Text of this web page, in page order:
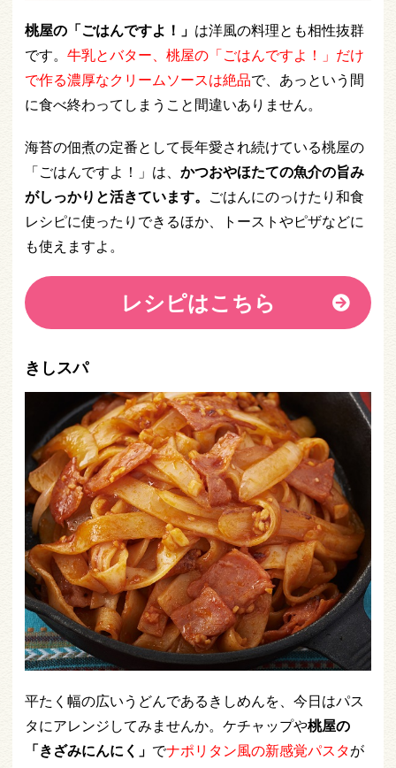
桃屋の「ごはんですよ！」 は洋風の料理とも相性抜群
です。 牛乳とバター、桃屋の「ごはんですよ！」だけ
で作る濃厚なクリームソースは絶品で、あっという間
に食べ終わってしまうこと間違いありません。
海苔の佃煮の定番として長年愛され続けている桃屋の
「ごはんですよ！」は、 かつおやほたての魚介の旨み
がしっかりと活きています。 ごはんにのっけたり和食
レシピに使ったりできるほか、トーストやピザなどに
も使えますよ。
レシピはこちら
きしスパ
平たく幅の広いうどんであるきしめんを、今日はパス
タにアレンジしてみませんか。ケチャップや桃屋の
「きざみにんにく」 でナポリタン風の新感覚パスタが